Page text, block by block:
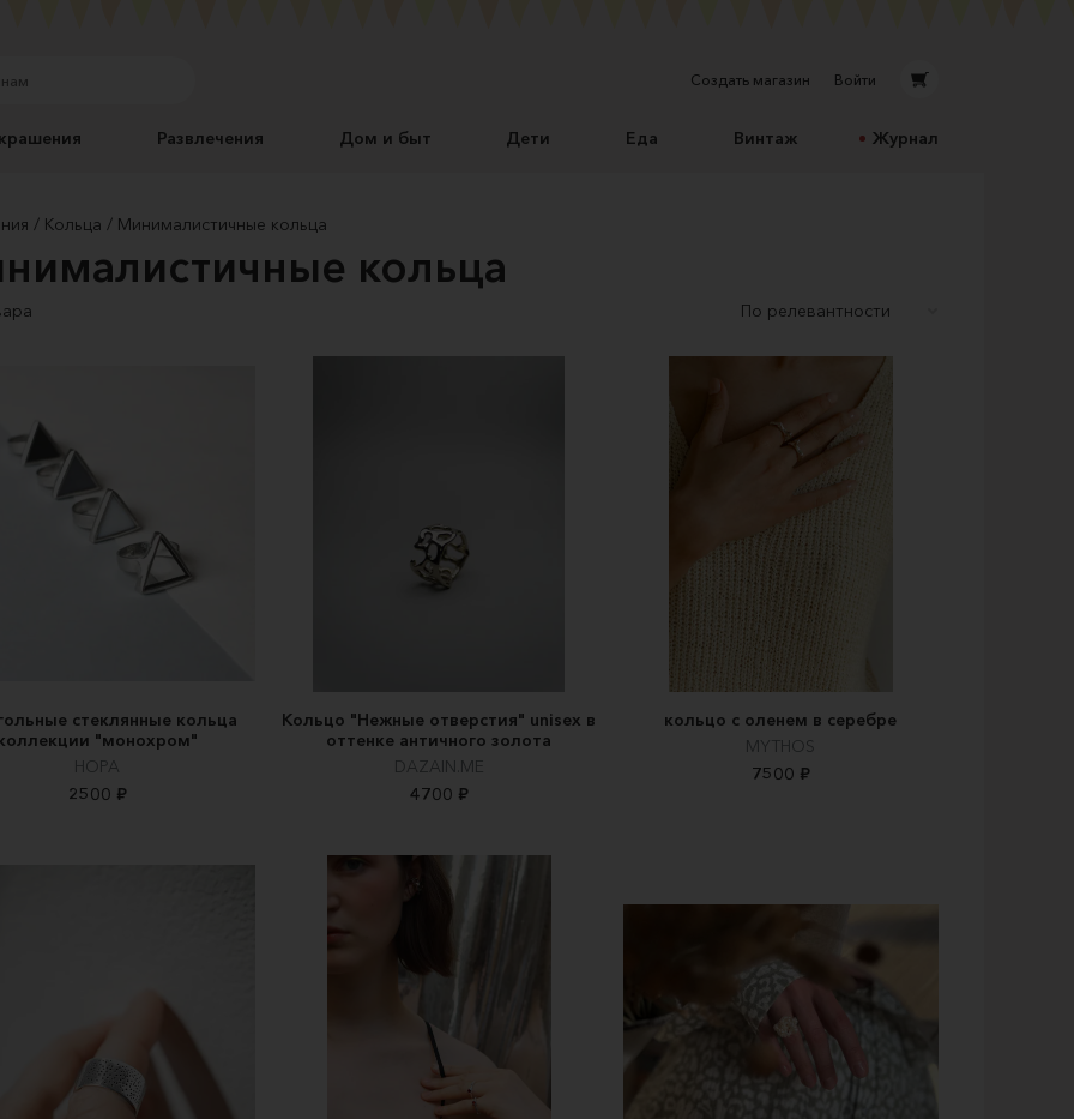
Создать магазин Войти
Развлечения Дом и быт Дети Еда Винтаж Журнал
Кольца Минималистичные кольца
кольца
стеклянные кольца
"монохром"
НОРА
2500 ₽
Кольцо "Нежные отверстия" unisex в
оттенке античного золота
DAZAIN.ME
4700 ₽
кольцо с оленем в серебре
MYTHOS
7500 ₽